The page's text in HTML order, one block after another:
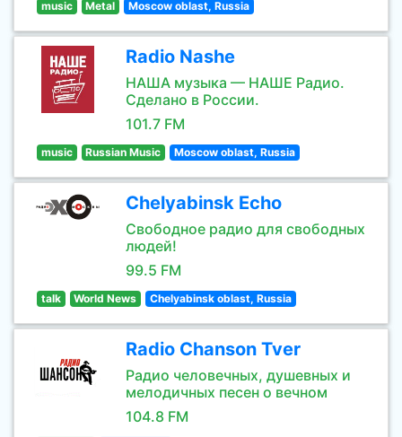
music Metal Moscow oblast, Russia
Radio Nashe
НАША музыка — НАШЕ Радио.
Сделано в России.
101.7 FM
music Russian Music Moscow oblast, Russia
Chelyabinsk Echo
Свободное радио для свободных
людей!
99.5 FM
talk World News Chelyabinsk oblast, Russia
Radio Chanson Tver
Радио человечных, душевных и
мелодичных песен о вечном
104.8 FM